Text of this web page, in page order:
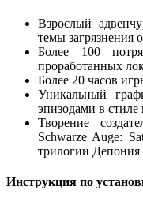
Взрослый
темы
Более 100
проработанных
Более 20 часов
Уникальный
эпизодами в стиле
Творение
Schwarze Auge:
трилогии Депония
Инструкция по